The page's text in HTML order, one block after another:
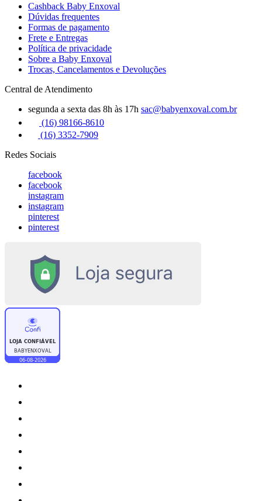
Cashback Baby Enxoval
Dúvidas frequentes
Formas de pagamento
Frete e Entregas
Política de privacidade
Sobre a Baby Enxoval
Trocas, Cancelamentos e Devoluções
Central de Atendimento
segunda a sexta das 8h às 17h sac@babyenxoval.com.br
(16) 98166-8610
(16) 3352-7909
Redes Sociais
facebook
facebook
instagram
instagram
pinterest
pinterest